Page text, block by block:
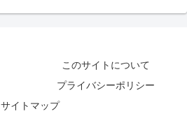
このサイトについて
プライバシーポリシー
サイトマップ